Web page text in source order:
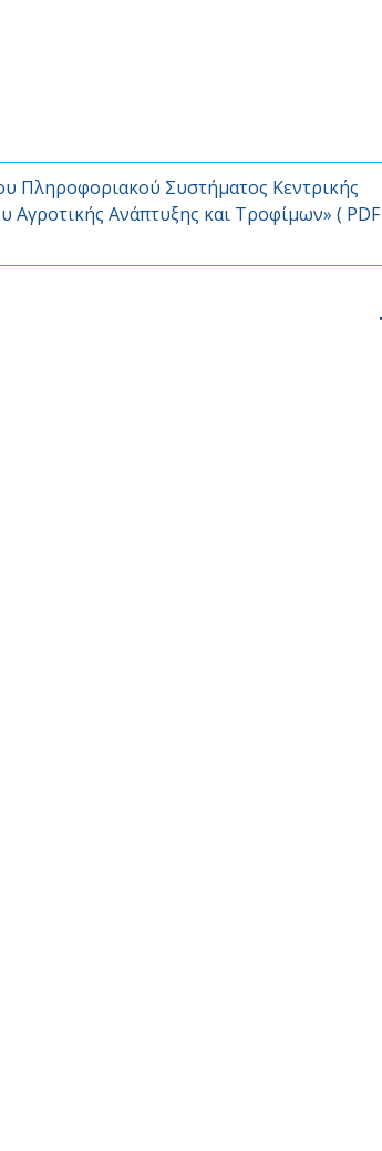
Πληροφοριακού Συστήματος Κεντρικής
Ανάπτυξης και Τροφίμων» ( PDF